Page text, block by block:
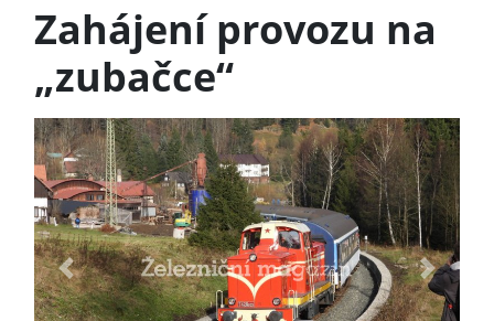
Zahájení provozu na
„zubačce“
Previous Next